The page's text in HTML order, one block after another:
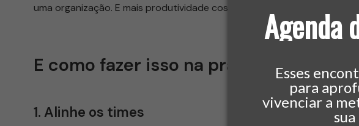
Agenda
Esses
para
vivenciar a
uma organização. E mais produtividade costuma gerar melhores
E como fazer isso na prática?
1. Alinhe os times